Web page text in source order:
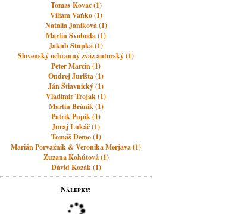
Tomas Kovac (1)
Viliam Vaňko (1)
Natalia Janikova (1)
Martin Svoboda (1)
Jakub Stupka (1)
Slovenský ochranný zväz autorský (1)
Peter Marcin (1)
Ondrej Jurišta (1)
Ján Štiavnický (1)
Vladimir Trojak (1)
Martin Bránik (1)
Patrik Pupík (1)
Juraj Lukáč (1)
Tomáš Demo (1)
Marián Porvažník & Veronika Merjava (1)
Zuzana Kohútová (1)
Dávid Kozák (1)
Nálepky: